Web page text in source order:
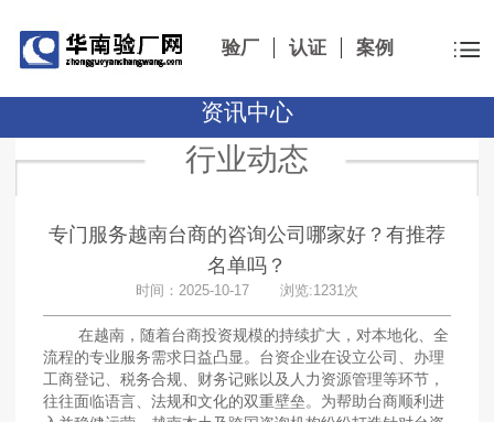
验厂 认证 案例
资讯中心
行业动态
专门服务越南台商的咨询公司哪家好？有推荐
名单吗？
时间：2025-10-17 浏览:1231次
在越南，随着台商投资规模的持续扩大，对本地化、全
流程的专业服务需求日益凸显。台资企业在设立公司、办理
工商登记、税务合规、财务记账以及人力资源管理等环节，
往往面临语言、法规和文化的双重壁垒。为帮助台商顺利进